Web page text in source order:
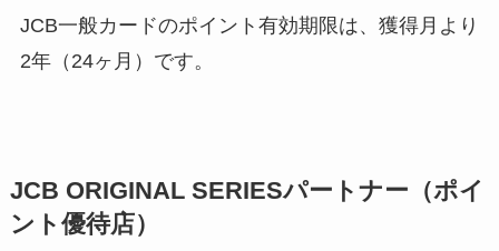
JCB一般カードのポイント有効期限は、 獲得月より
2年（24ヶ月） です。
JCB ORIGINAL SERIESパートナー（ポイ
ント優待店）